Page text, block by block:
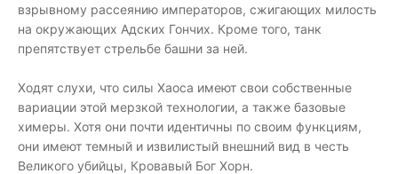
взрывному рассеянию императоров, сжигающих милость
на окружающих Адских Гончих. Кроме того, танк
препятствует стрельбе башни за ней.
Ходят слухи, что силы Хаоса имеют свои собственные
вариации этой мерзкой технологии, а также базовые
химеры. Хотя они почти идентичны по своим функциям,
они имеют темный и извилистый внешний вид в честь
Великого убийцы, Кровавый Бог Хорн.